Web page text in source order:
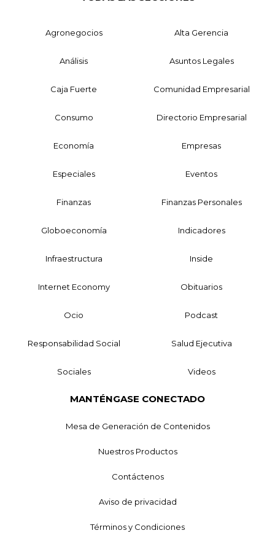
Agronegocios Alta Gerencia
Análisis Asuntos Legales
Caja Fuerte Comunidad Empresarial
Consumo Directorio Empresarial
Economía Empresas
Especiales Eventos
Finanzas Finanzas Personales
Globoeconomía Indicadores
Infraestructura Inside
Internet Economy Obituarios
Ocio Podcast
Responsabilidad Social Salud Ejecutiva
Sociales Videos
MANTÉNGASE CONECTADO
Mesa de Generación de Contenidos
Nuestros Productos
Contáctenos
Aviso de privacidad
Términos y Condiciones